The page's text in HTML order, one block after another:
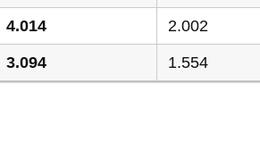
4.014 2.002
3.094 1.554